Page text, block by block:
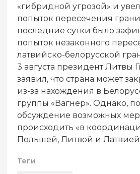
«гибридной угрозой» и
попыток пересечения
последние сутки было
попыток незаконного
латвийско-белорусской
3 августа президент Литвы
заявил, что страна может
из-за нахождения в
группы «Вагнер». Однако,
обсуждение возможных
происходить «в
Польшей, Литвой и
Теги